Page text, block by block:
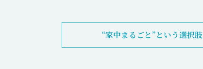
“家中まるごと”という選択肢